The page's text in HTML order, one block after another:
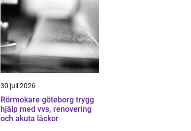
30 juli 2026
Rörmokare göteborg trygg
hjälp med vvs, renovering
och akuta läckor